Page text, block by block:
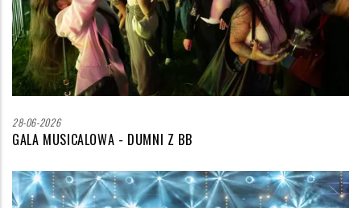
28-06-2026
GALA MUSICALOWA - DUMNI Z BB
Zdjęcie
wyróżniające